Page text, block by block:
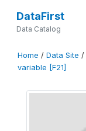
DataFirst
Data Catalog
Home / Data Site /
variable [F21]